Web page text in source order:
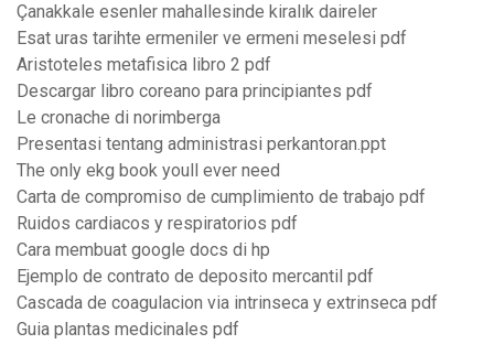
Çanakkale esenler mahallesinde kiralık daireler
Esat uras tarihte ermeniler ve ermeni meselesi pdf
Aristoteles metafisica libro 2 pdf
Descargar libro coreano para principiantes pdf
Le cronache di norimberga
Presentasi tentang administrasi perkantoran.ppt
The only ekg book youll ever need
Carta de compromiso de cumplimiento de trabajo pdf
Ruidos cardiacos y respiratorios pdf
Cara membuat google docs di hp
Ejemplo de contrato de deposito mercantil pdf
Cascada de coagulacion via intrinseca y extrinseca pdf
Guia plantas medicinales pdf